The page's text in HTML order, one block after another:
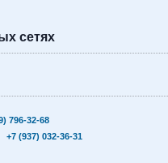
сетях
796-32-68
+7 (937) 032-36-31